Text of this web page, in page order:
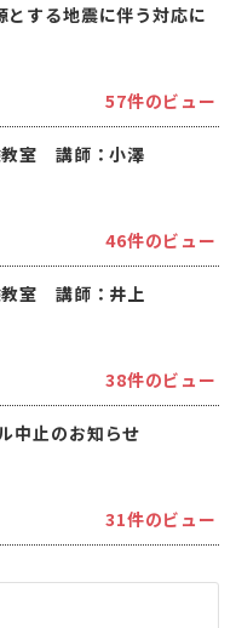
とする地震に伴う対応に
57件のビュー
室 講師：小澤
46件のビュー
室 講師：井上
38件のビュー
中止のお知らせ
31件のビュー